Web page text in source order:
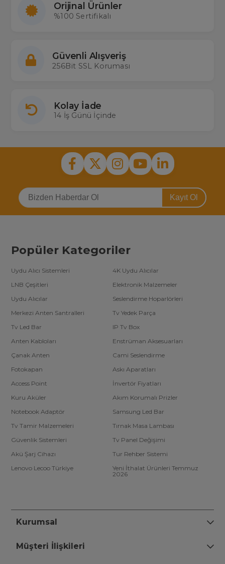
Orijinal Ürünler
%100 Sertifikalı
Güvenli Alışveriş
256Bit SSL Koruması
Kolay İade
14 İş Günü İçinde
Kayıt Ol
Popüler Kategoriler
Uydu Alıcı Sistemleri
4K Uydu Alıcılar
LNB Çeşitleri
Elektronik Malzemeler
Uydu Alıcılar
Seslendirme Hoparlörleri
Merkezi Anten Santralleri
Tv Yedek Parça
Tv Led Bar
IP Tv Box
Anten Kabloları
Enstrüman Aksesuarları
Çanak Anten
Cami Seslendirme
Fotokapan
Askı Aparatları
Access Point
İnvertör Fiyatları
Kuru Aküler
Akım Korumalı Prizler
Notebook Adaptör
Samsung Led Bar
Tv Tamir Malzemeleri
Tırnak Masa Lambası
Güvenlik Sistemleri
Tv Panel Değişimi
Akü Şarj Cihazı
Tur Rehber Sistemi
Lenovo Lecoo Türkiye
Yeni İthalat Ürünleri Temmuz
2026
Kurumsal
Müşteri İlişkileri